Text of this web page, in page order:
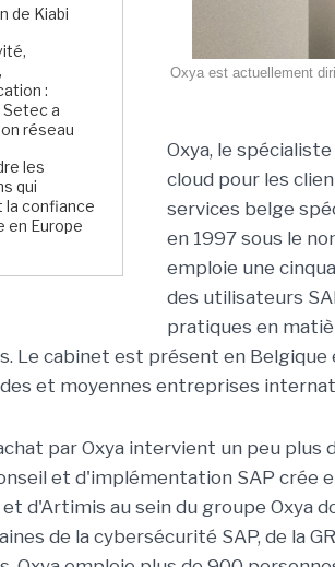
de Kiabi
:
a
réseau
les
qui
la confiance
en Europe
Oxya est actuellement
Oxya, le
cloud pour les
services belge
en 1997 sous le
emploie une
des utilisateurs
pratiques en
Le cabinet est présent en
et moyennes entreprises
par Oxya intervient un peu plus
et d'implémentation SAP crée
et d'Artimis au sein du groupe Oxya
de la cybersécurité SAP, de la